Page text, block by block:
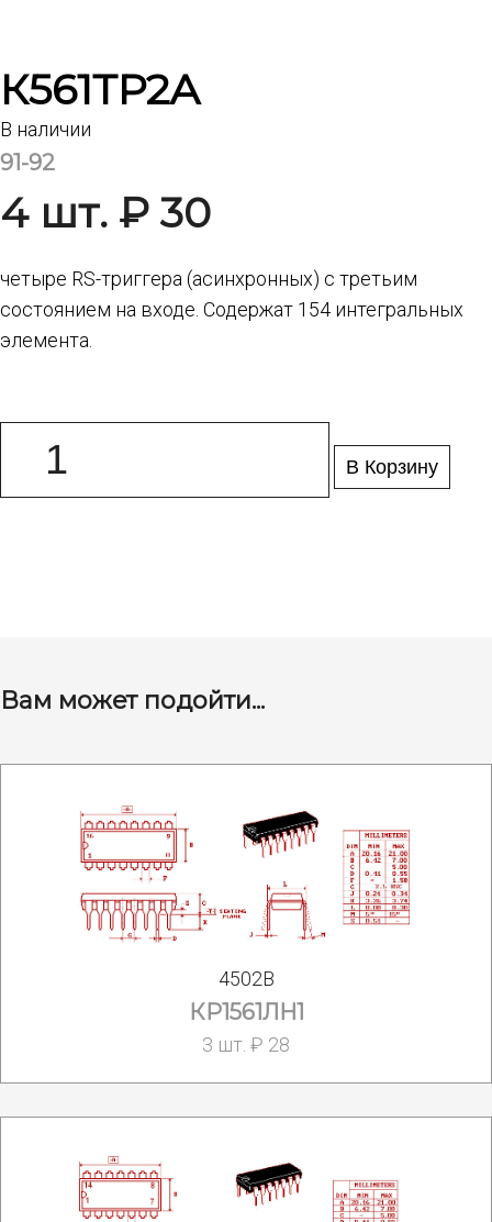
К561ТР2А
В наличии
91-92
4 шт. ₽ 30
четыре RS-триггера (асинхронных) с третьим
состоянием на входе. Содержат 154 интегральных
элемента.
В Корзину
Вам может подойти...
4502B
КР1561ЛН1
3 шт. ₽ 28